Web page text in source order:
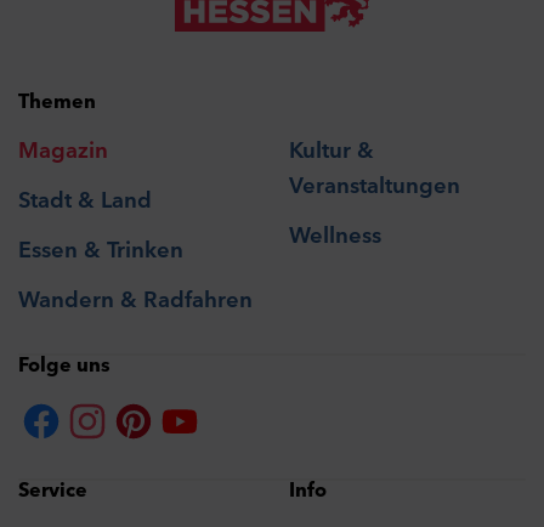
Themen
Magazin
Stadt & Land
Essen & Trinken
Wandern & Radfahren
Kultur &
Veranstaltungen
Wellness
Service Info
Folge uns